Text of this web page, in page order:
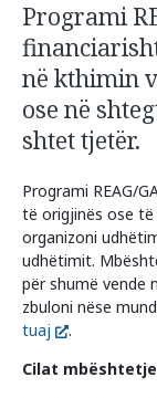
Programe
programet
Programet
Përgatitja
ZIRF -
Programet e
Informata për
Programi
në kthimin
ose në
shtet tjetër.
Programi REAG/
të origjinës ose
organizoni
udhëtimit.
për shumë vende
zbuloni nëse
tuaj
.
Cilat